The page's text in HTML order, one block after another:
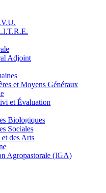
Adjoint
et Moyens Généraux
et Évaluation
Biologiques
Sociales
des Arts
Agropastorale (IGA)